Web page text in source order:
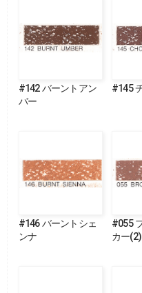
#142 バーントアン
バー
#145
#146 バーントシェ
ンナ
#055
カー(2)